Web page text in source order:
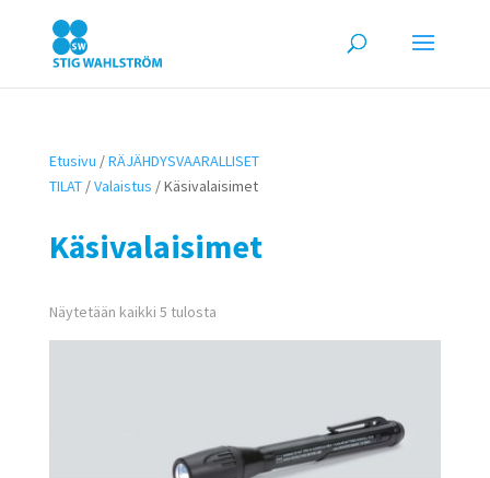
Etusivu /RÄJÄHDYSVAARALLISET
TILAT/Valaistus / Käsivalaisimet
Käsivalaisimet
Näytetään kaikki 5 tulosta